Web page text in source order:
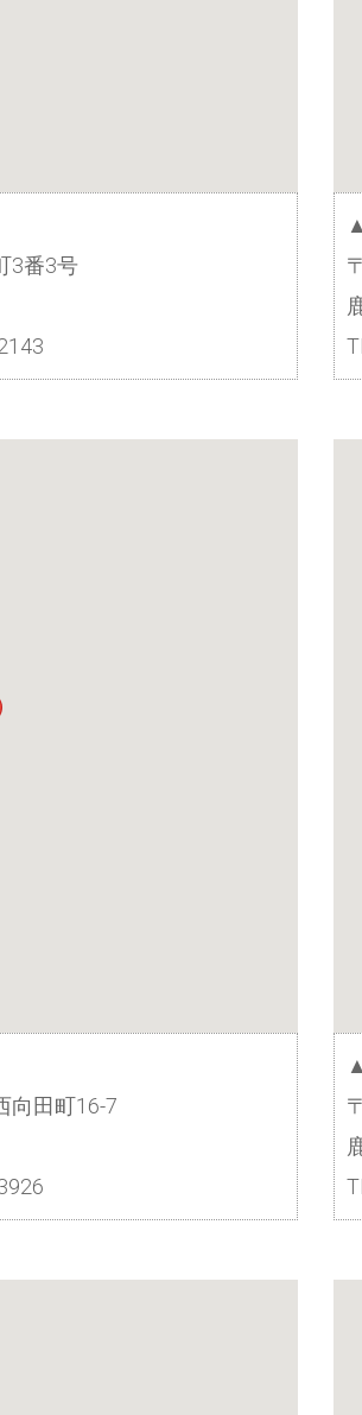
3番3号
向田町16-7